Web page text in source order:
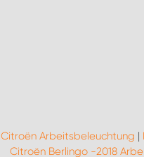
Citroën Arbeitsbeleuchtung |
Citroën Berlingo -2018